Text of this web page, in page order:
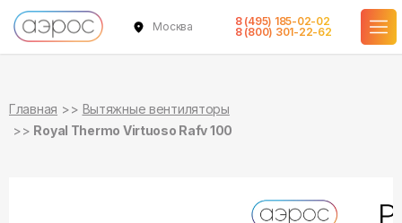
Москва
8 (495) 185-02-02
8 (800) 301-22-62
Главная
Вытяжные вентиляторы
Royal Thermo Virtuoso Rafv 100
в наличии
в наличии